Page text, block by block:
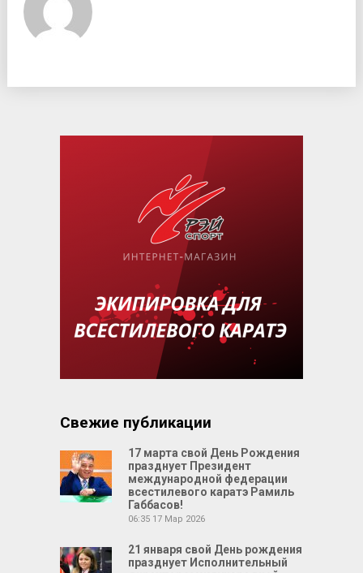
Свежие публикации
17 марта свой День Рождения
празднует Президент
международной федерации
всестилевого каратэ Рамиль
Габбасов!
06:35 17 Мар 2026
21 января свой День рождения
празднует Исполнительный